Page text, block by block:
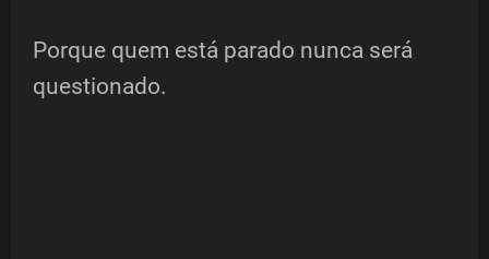
Porque quem está parado nunca será
questionado.